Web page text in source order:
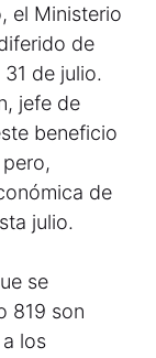
el Ministerio
de
de julio.
jefe de
beneficio
de
julio.
se
819 son
los